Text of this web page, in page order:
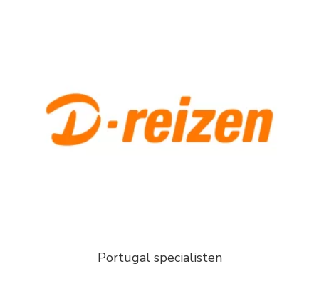
Portugal specialisten